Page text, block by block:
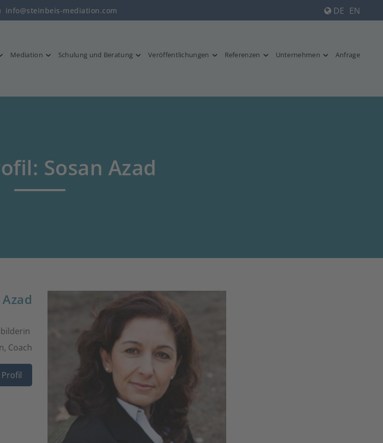
info@steinbeis-mediation.com DE EN
Mediation Schulung und Beratung Veröffentlichungen Referenzen Unternehmen Anfrage
Sosan Azad
Coach